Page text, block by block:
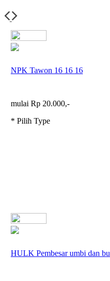
NPK Tawon 16 16 16
mulai Rp 20.000,-
* Pilih Type
HULK Pembesar umbi dan